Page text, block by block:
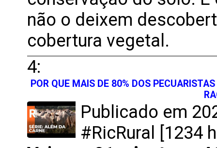
não o deixem
cobertura vegetal.
4:
POR QUE MAIS DE 80% DOS
Publicado em
#RicRural [1234